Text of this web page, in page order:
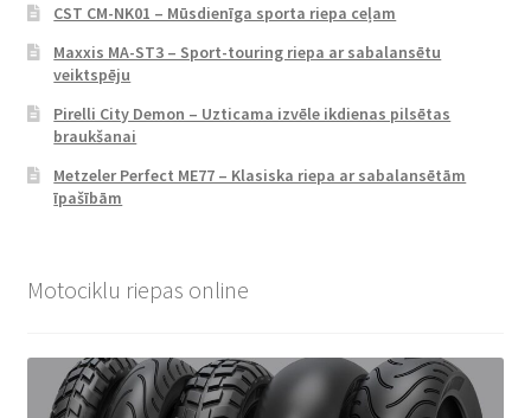
CST CM-NK01 – Mūsdienīga sporta riepa ceļam
Maxxis MA-ST3 – Sport-touring riepa ar sabalansētu
veiktspēju
Pirelli City Demon – Uzticama izvēle ikdienas pilsētas
braukšanai
Metzeler Perfect ME77 – Klasiska riepa ar sabalansētām
īpašībām
Motociklu riepas online